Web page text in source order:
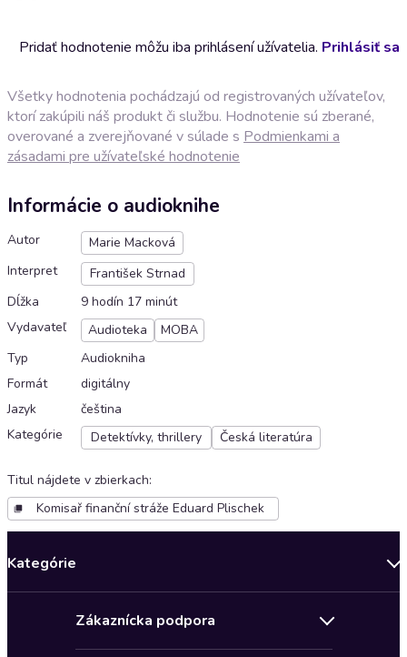
Pridať hodnotenie môžu iba prihlásení užívatelia. Prihlásiť sa
Všetky hodnotenia pochádzajú od registrovaných užívateľov,
ktorí zakúpili náš produkt či službu. Hodnotenie sú zberané,
overované a zverejňované v súlade s Podmienkami a
zásadami pre užívateľské hodnotenie
Informácie o audioknihe
Autor
Marie Macková
Interpret
František Strnad
Dĺžka
9 hodín 17 minút
Vydavateľ
Audioteka
MOBA
Typ
Audiokniha
Formát
digitálny
Jazyk
čeština
Kategórie
Detektívky, thrillery Česká literatúra
Titul nájdete v zbierkach:
Komisař finanční stráže Eduard Plischek
Kategórie
Zákaznícka podpora